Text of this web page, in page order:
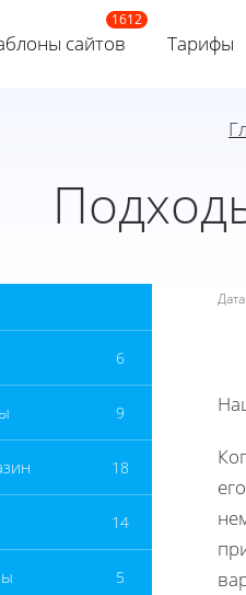
сайтов Тарифы
6
9
18
14
5